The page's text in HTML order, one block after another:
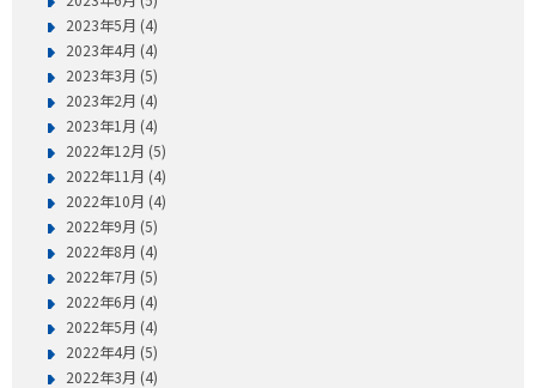
2023年5月 (4)
2023年4月 (4)
2023年3月 (5)
2023年2月 (4)
2023年1月 (4)
2022年12月 (5)
2022年11月 (4)
2022年10月 (4)
2022年9月 (5)
2022年8月 (4)
2022年7月 (5)
2022年6月 (4)
2022年5月 (4)
2022年4月 (5)
2022年3月 (4)